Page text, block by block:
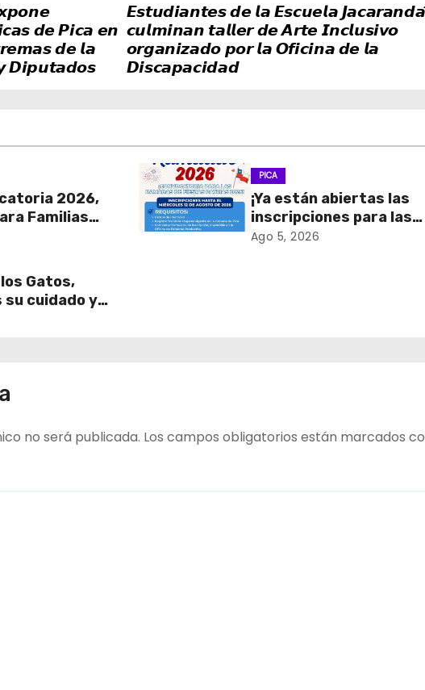
𝙀𝙨𝙩𝙪𝙙𝙞𝙖𝙣𝙩𝙚𝙨 𝙙𝙚 𝙡𝙖 𝙀𝙨𝙘𝙪𝙚𝙡𝙖 𝙅𝙖𝙘𝙖𝙧𝙖𝙣𝙙𝙖́
𝙘𝙪𝙡𝙢𝙞𝙣𝙖𝙣 𝙩𝙖𝙡𝙡𝙚𝙧 𝙙𝙚 𝘼𝙧𝙩𝙚 𝙄𝙣𝙘𝙡𝙪𝙨𝙞𝙫𝙤
𝙤𝙧𝙜𝙖𝙣𝙞𝙯𝙖𝙙𝙤 𝙥𝙤𝙧 𝙡𝙖 𝙊𝙛𝙞𝙘𝙞𝙣𝙖 𝙙𝙚 𝙡𝙖
𝘿𝙞𝙨𝙘𝙖𝙥𝙖𝙘𝙞𝙙𝙖𝙙
𝙙𝙚 𝙋𝙞𝙘𝙖 𝙚𝙣
𝙙𝙚 𝙡𝙖
𝘿𝙞𝙥𝙪𝙩𝙖𝙙𝙤𝙨
2026,
Familias
PICA
¡Ya están abiertas las
inscripciones para las
Ramadas de Fiestas
Ago 5, 2026
los Gatos,
su cuidado y
no será publicada. Los campos obligatorios están marcados